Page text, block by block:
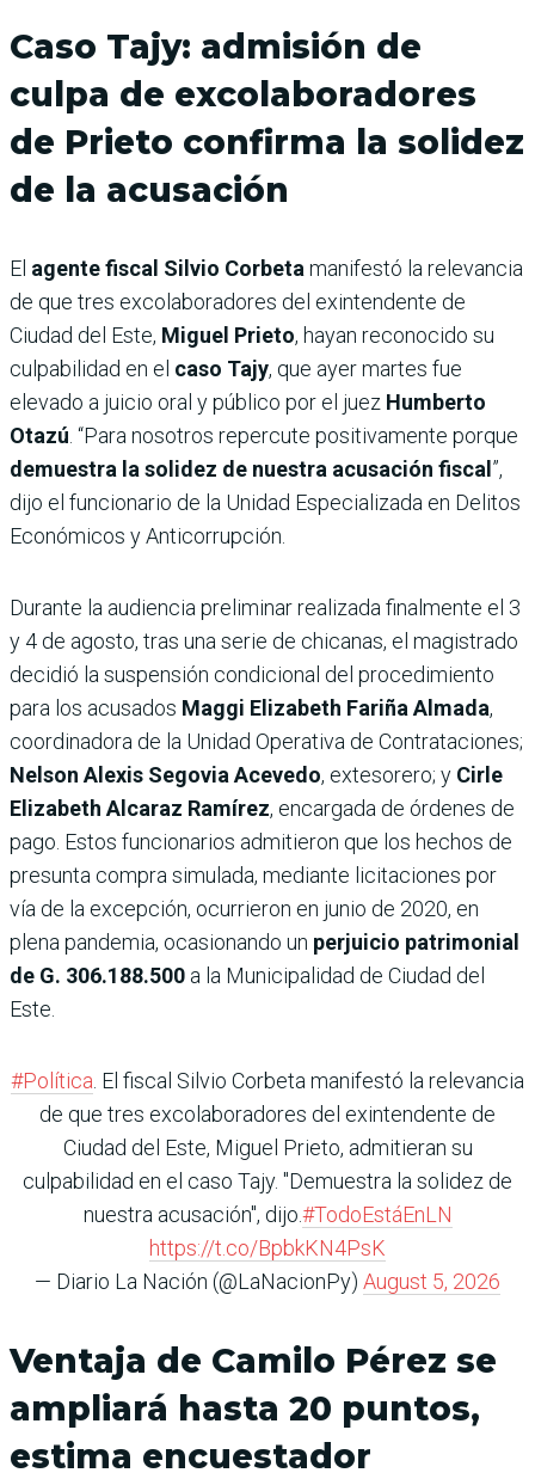
Caso Tajy: admisión de
culpa de excolaboradores
de Prieto confirma la solidez
de la acusación
El agente fiscal Silvio Corbetamanifestó la relevancia
de que tres excolaboradores del exintendente de
Ciudad del Este, Miguel Prieto, hayan reconocido su
culpabilidad en el caso Tajy, que ayer martes fue
elevado a juicio oral y público por el juez Humberto
Otazú. “Para nosotros repercute positivamente porque
demuestra la solidez de nuestra acusación fiscal ”,
dijo el funcionario de la Unidad Especializada en Delitos
Económicos y Anticorrupción.
Durante la audiencia preliminar realizada finalmente el 3
y 4 de agosto, tras una serie de chicanas, el magistrado
decidió la suspensión condicional del procedimiento
para los acusados Maggi Elizabeth Fariña Almada,
coordinadora de la Unidad Operativa de Contrataciones;
Nelson Alexis Segovia Acevedo, extesorero; y Cirle
Elizabeth Alcaraz Ramírez, encargada de órdenes de
pago. Estos funcionarios admitieron que los hechos de
presunta compra simulada, mediante licitaciones por
vía de la excepción, ocurrieron en junio de 2020, en
plena pandemia, ocasionando un perjuicio patrimonial
de G. 306.188.500 a la Municipalidad de Ciudad del
Este.
#Política. El fiscal Silvio Corbeta manifestó la relevancia
de que tres excolaboradores del exintendente de
Ciudad del Este, Miguel Prieto, admitieran su
culpabilidad en el caso Tajy. "Demuestra la solidez de
nuestra acusación", dijo.#TodoEstáEnLN
https://t.co/BpbkKN4PsK
— Diario La Nación (@LaNacionPy) August 5, 2026
Ventaja de Camilo Pérez se
ampliará hasta 20 puntos,
estima encuestador